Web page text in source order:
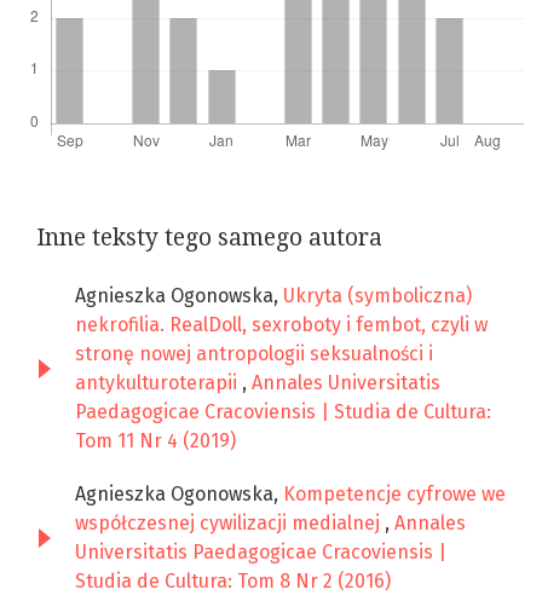
Inne teksty tego samego autora
Agnieszka Ogonowska, Ukryta (symboliczna)
nekrofilia. RealDoll, sexroboty i fembot, czyli w
stronę nowej antropologii seksualności i
antykulturoterapii , Annales Universitatis
Paedagogicae Cracoviensis | Studia de Cultura:
Tom 11 Nr 4 (2019)
Agnieszka Ogonowska, Kompetencje cyfrowe we
współczesnej cywilizacji medialnej , Annales
Universitatis Paedagogicae Cracoviensis |
Studia de Cultura: Tom 8 Nr 2 (2016)